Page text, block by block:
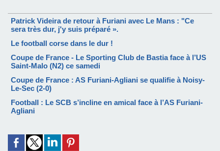
Patrick Videira de retour à Furiani avec Le Mans : "Ce
sera très dur, j'y suis préparé ».
Le football corse dans le dur !
Coupe de France - Le Sporting Club de Bastia face à l’US
Saint-Malo (N2) ce samedi
Coupe de France : AS Furiani-Agliani se qualifie à Noisy-
Le-Sec (2-0)
Football : Le SCB s’incline en amical face à l’AS Furiani-
Agliani